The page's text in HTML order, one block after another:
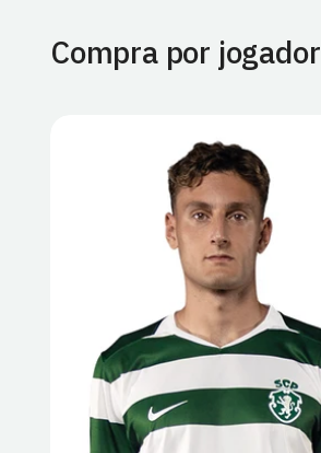
Compra por jogador